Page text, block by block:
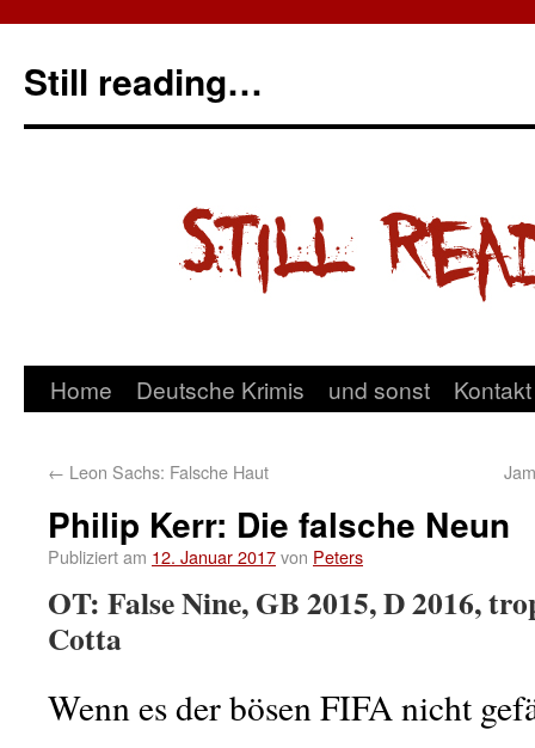
Still reading…
Home Deutsche Krimis und sonst Kontakt
← Leon Sachs: Falsche Haut
Philip Kerr: Die falsche Neun
Publiziert am 12. Januar 2017von Peters
OT: False Nine, GB 2015, D 2016,
Cotta
Wenn es der bösen FIFA nicht